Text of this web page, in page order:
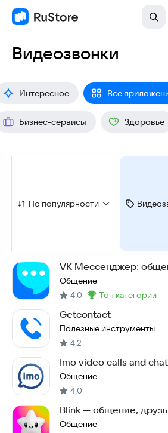
Видеозвонки
Интересное Все
Бизнес-сервисы Здоровье
По популярности
VK Мессенджер:
контакты и чаты
Общение
4,0
Метка:
топ категории
Getcontact
Полезные инструменты
4,2
Imo video calls and chat
Общение
4,0
Blink — общение,
Общение